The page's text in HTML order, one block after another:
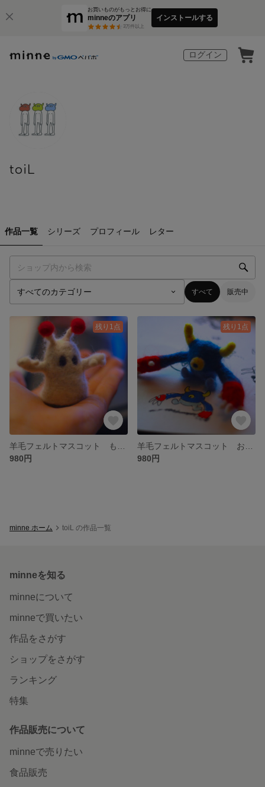
お買いものがもっとお得に
minneのアプリ
3万件以上
インストールする
ログイン
toiL
作品一覧 シリーズ プロフィール レター
すべて 販売中
残り1点
980円
残り1点
980円
minne ホーム toiL の作品一覧
minneを知る
minneについて
minneで買いたい
作品をさがす
ショップをさがす
ランキング
特集
作品販売について
minneで売りたい
食品販売